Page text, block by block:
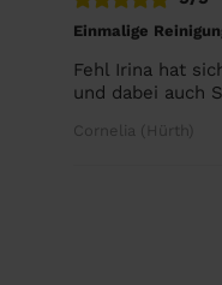
Einmalige
Fehl Irina hat
und dabei auch
Cornelia (Hürth)